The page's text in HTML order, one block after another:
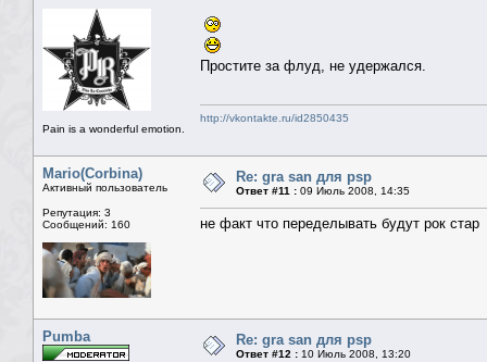
Pain is a wonderful emotion.
Простите за флуд, не удержался.
http://vkontakte.ru/id2850435
Mario(Corbina)
Активный пользователь
Репутация: 3
Сообщений: 160
Re: gra san для psp
Ответ #11 : 09 Июль 2008, 14:35
не факт что переделывать будут рок стар
Pumba Re: gra san для psp
Ответ #12 : 10 Июль 2008, 13:20